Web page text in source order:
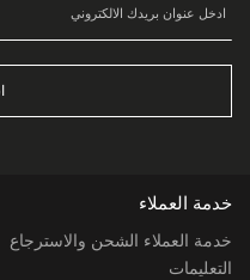
خدمة العملاء
خدمة العملاء الشحن والاسترجاع
التعليمات